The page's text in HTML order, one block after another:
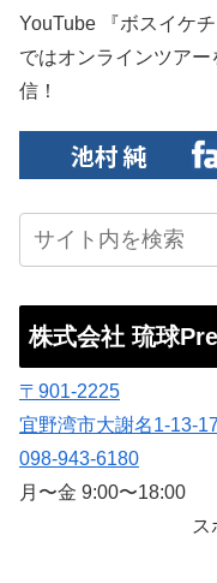
YouTube 『ボスイケ
ではオンラインツア
信！
株式会社 琉球
〒901-2225
宜野湾市大謝名1-13-17
098-943-6180
月〜金 9:00〜18:00
ス